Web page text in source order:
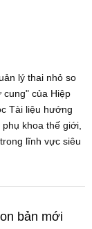
lý thai nhỏ so
của Hiệp
Tài liệu hướng
khoa thế giới,
lĩnh vực siêu
bản mới